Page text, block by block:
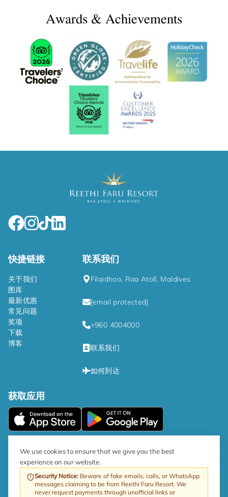
Awards & Achievements
快捷链接
关于我们
图库
最新优惠
常见问题
奖项
下载
博客
联系我们
Filaidhoo, Raa Atoll, Maldives
[email protected]
+960 4004000
联系我们
如何到达
获取应用
根據政府指令，旅遊業商品及服務稅稅率現為 17%。
版权所有 © 2026 Reethi Faru 度假村网站由 ProfitableRooms 提供
We use cookies to ensure that we give you the best
experience on our website.
Security Notice: Beware of fake emails, calls, or WhatsApp
messages claiming to be from Reethi Faru Resort. We
never request payments through unofficial links or